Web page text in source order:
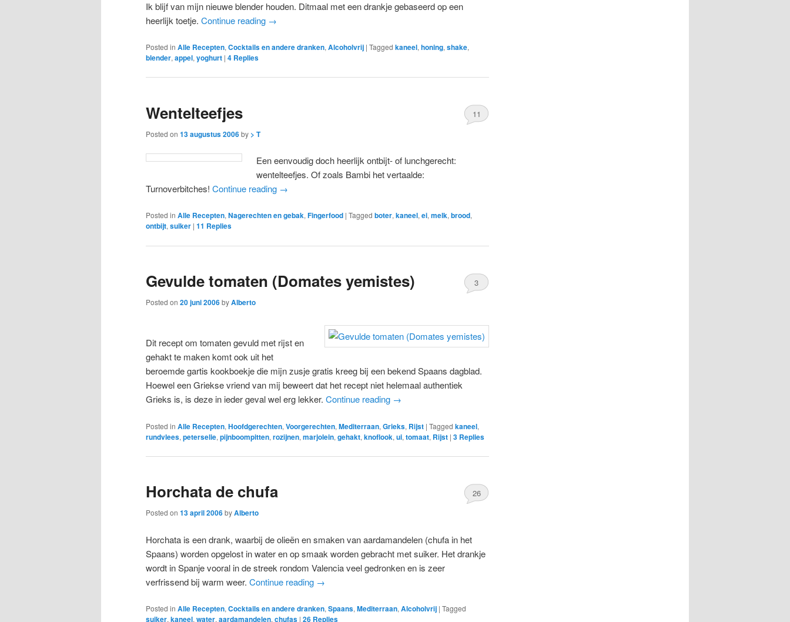
Ik blijf van mijn nieuwe blender houden. Ditmaal met een drankje gebaseerd op een
heerlijk toetje. Continue reading →
Posted in Alle Recepten, Cocktails en andere dranken, Alcoholvrij | Tagged kaneel, honing, shake,
blender, appel, yoghurt | 4 Replies
Wentelteefjes
Posted on 13 augustus 2006by > T
11
Een eenvoudig doch heerlijk ontbijt- of lunchgerecht:
wentelteefjes. Of zoals Bambi het vertaalde:
Turnoverbitches! Continue reading →
Posted in Alle Recepten,Nagerechten en gebak,Fingerfood | Tagged boter,kaneel,ei,melk,brood,
ontbijt,suiker | 11 Replies
Gevulde tomaten (Domates yemistes)
Posted on 20 juni 2006byAlberto
3
Dit recept om tomaten gevuld met rijst en
gehakt te maken komt ook uit het
beroemde gartis kookboekje die mijn zusje gratis kreeg bij een bekend Spaans dagblad.
Hoewel een Griekse vriend van mij beweert dat het recept niet helemaal authentiek
Grieks is, is deze in ieder geval wel erg lekker. Continue reading →
Posted in Alle Recepten, Hoofdgerechten, Voorgerechten, Mediterraan, Grieks, Rijst | Tagged kaneel,
rundvlees, peterselie, pijnboompitten, rozijnen, marjolein, gehakt, knoflook, ui, tomaat, Rijst | 3 Replies
Horchata de chufa
Posted on 13 april 2006byAlberto
26
Horchata is een drank, waarbij de olieën en smaken van aardamandelen (chufa in het
Spaans) worden opgelost in water en op smaak worden gebracht met suiker. Het drankje
wordt in Spanje vooral in de streek rondom Valencia veel gedronken en is zeer
verfrissend bij warm weer. Continue reading →
Posted in Alle Recepten, Cocktails en andere dranken, Spaans, Mediterraan, Alcoholvrij | Tagged
suiker, kaneel, water, aardamandelen, chufas | 26 Replies